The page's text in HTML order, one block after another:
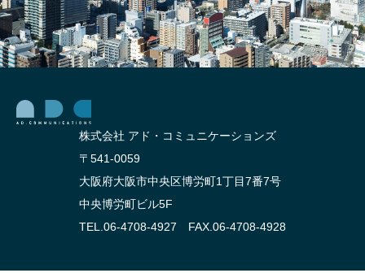
株式会社 アド・コミュニケーションズ
〒541-0059
大阪府大阪市中央区博労町1丁目7番7号
中央博労町ビル5F
TEL.06-4708-4927 FAX.06-4708-4928